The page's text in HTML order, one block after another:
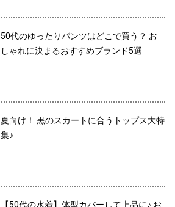
50代のゆったりパンツはどこで買う？ お
しゃれに決まるおすすめブランド5選
夏向け！ 黒のスカートに合うトップス大特
集♪
【50代の水着】体型カバーして上品に♪ お